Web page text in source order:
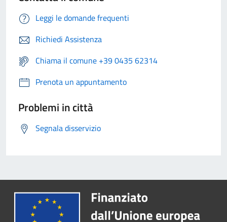
Leggi le domande frequenti
Richiedi Assistenza
Chiama il comune +39 0435 62314
Prenota un appuntamento
Problemi in città
Segnala disservizio